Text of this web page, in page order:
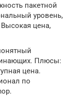
пакетной
уровень,
цена,
Плюсы:
цена.
по